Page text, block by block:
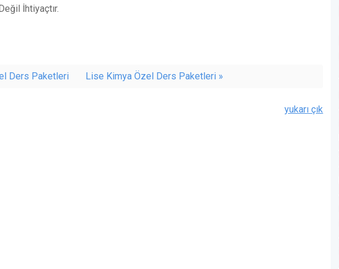
İhtiyaçtır.
Ders Paketleri Lise Kimya Özel Ders Paketleri »
yukarı çık